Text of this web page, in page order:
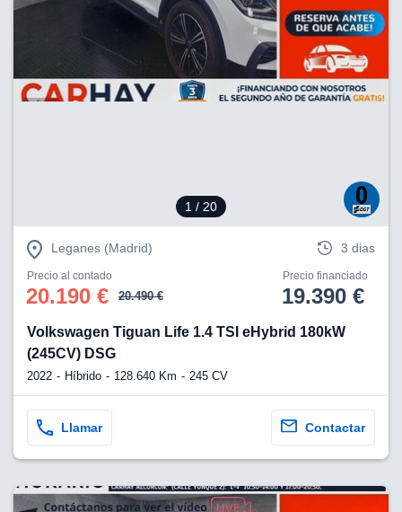
1 / 20
Leganes (Madrid) 3 dias
Precio al contado
20.190 € 20.490 €
Precio financiado
19.390 €
Volkswagen Tiguan Life 1.4 TSI eHybrid 180kW
(245CV) DSG
2022 Híbrido 128.640 Km 245 CV
Llamar Contactar